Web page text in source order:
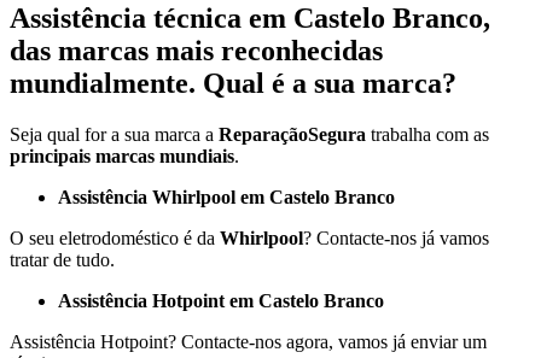
Assistência técnica em Castelo Branco,
das marcas mais reconhecidas
mundialmente. Qual é a sua marca?
Seja qual for a sua marca a ReparaçãoSegura trabalha com as
principais marcas mundiais.
Assistência Whirlpool em Castelo Branco
O seu eletrodoméstico é da Whirlpool? Contacte-nos já vamos
tratar de tudo.
Assistência Hotpoint em Castelo Branco
Assistência Hotpoint? Contacte-nos agora, vamos já enviar um